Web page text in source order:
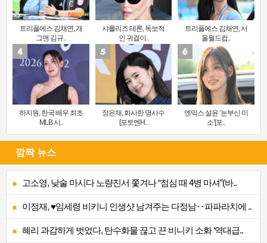
트리플에스 김채연, 개
그맨 김규..
샤를리즈 테론, 독보적
인 귀걸이..
트리플에스 김채연, 서
울월드컵..
하지원, 한국 배우 최초
MLB 시..
정은채, 화사한 명사수
[포토엔H..
엔믹스 설윤 ‘눈부신 미
소’[포..
깜짝 뉴스
고소영, 낮술 마시다 노량진서 쫓겨나 “점심 때 4병 마셔”(바..
이정재, ♥임세령 비키니 인생샷 남겨주는 다정남‥파파라치에 ..
혜리 과감하게 벗었다, 탄수화물 끊고 끈 비니키 소화 ‘역대급..